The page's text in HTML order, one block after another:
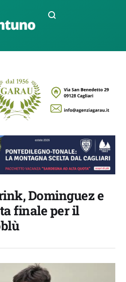
Dominguez e
finale per il